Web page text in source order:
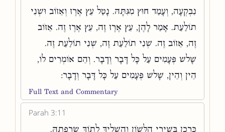
נִבְקְעָה, וְעָמַד חוּץ מִגִּתָּהּ. נָטַל עֵץ אֶרֶז וְאֵזוֹב וּשְׁנִי
תוֹלַעַת. אָמַר לָהֶן, עֵץ אֶרֶז זֶה, עֵץ אֶרֶז זֶה. אֵזוֹב
זֶה, אֵזוֹב זֶה. שְׁנִי תוֹלַעַת זֶה, שְׁנִי תוֹלַעַת זֶה.
שָׁלשׁ פְּעָמִים עַל כָּל דָּבָר וְדָבָר. וְהֵם אוֹמְרִים לוֹ,
הֵין וְהֵין, שָׁלשׁ פְּעָמִים עַל כָּל דָּבָר וְדָבָר:
Full Text and Commentary
Parah 3:11
כְּרָכָן בִּשְׁיָרֵי הַלָּשׁוֹן וְהִשְׁלִיךְ לְתוֹךְ שְׂרֵפָתָהּ.